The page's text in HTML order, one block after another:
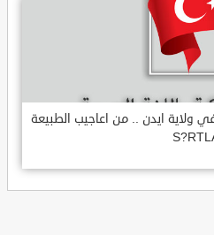
ايدن .. من اعاجيب الطبيعة